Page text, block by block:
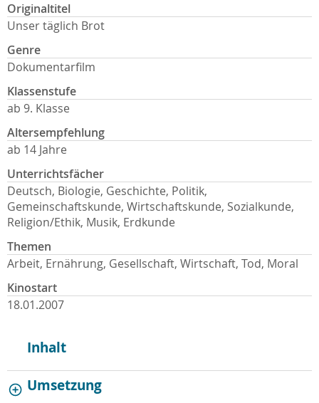
Originaltitel
Unser täglich Brot
Genre
Dokumentarfilm
Klassenstufe
ab 9. Klasse
Altersempfehlung
ab 14 Jahre
Unterrichtsfächer
Deutsch, Biologie, Geschichte, Politik,
Gemeinschaftskunde, Wirtschaftskunde, Sozialkunde,
Religion/Ethik, Musik, Erdkunde
Themen
Arbeit, Ernährung, Gesellschaft, Wirtschaft, Tod, Moral
Kinostart
18.01.2007
Inhalt
Umsetzung